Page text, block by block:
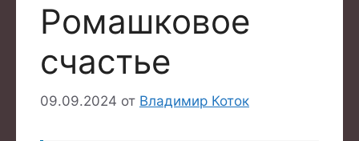
Ромашковое
счастье
09.09.2024 от Владимир Коток